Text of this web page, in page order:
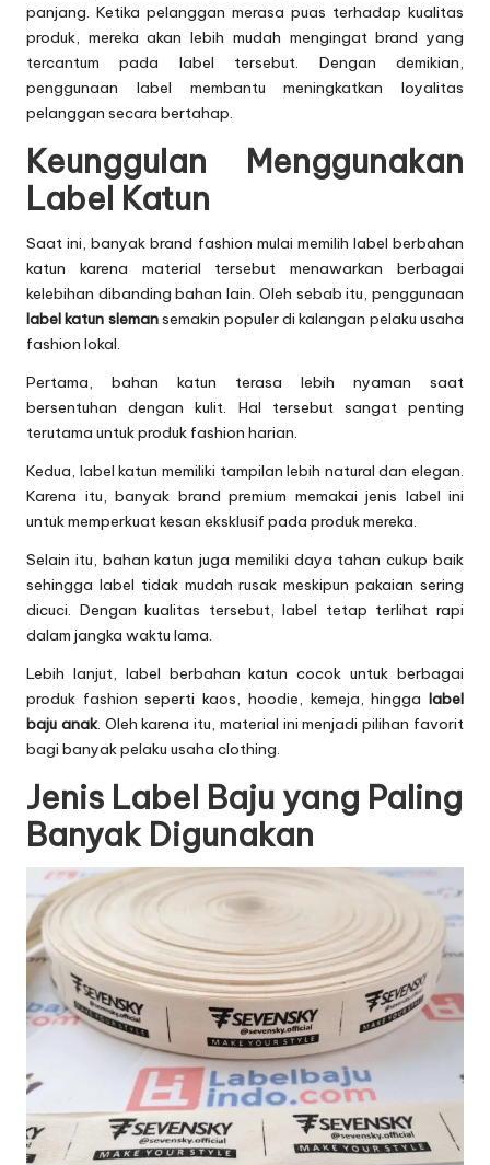
panjang. Ketika pelanggan merasa puas terhadap kualitas
produk, mereka akan lebih mudah mengingat brand yang
tercantum pada label tersebut. Dengan demikian,
penggunaan label membantu meningkatkan loyalitas
pelanggan secara bertahap.
Keunggulan Menggunakan
Label Katun
Saat ini, banyak brand fashion mulai memilih label berbahan
katun karena material tersebut menawarkan berbagai
kelebihan dibanding bahan lain. Oleh sebab itu, penggunaan
label katun slemansemakin populer di kalangan pelaku usaha
fashion lokal.
Pertama, bahan katun terasa lebih nyaman saat
bersentuhan dengan kulit. Hal tersebut sangat penting
terutama untuk produk fashion harian.
Kedua, label katun memiliki tampilan lebih natural dan elegan.
Karena itu, banyak brand premium memakai jenis label ini
untuk memperkuat kesan eksklusif pada produk mereka.
Selain itu, bahan katun juga memiliki daya tahan cukup baik
sehingga label tidak mudah rusak meskipun pakaian sering
dicuci. Dengan kualitas tersebut, label tetap terlihat rapi
dalam jangka waktu lama.
Lebih lanjut, label berbahan katun cocok untuk berbagai
produk fashion seperti kaos, hoodie, kemeja, hingga label
baju anak. Oleh karena itu, material ini menjadi pilihan favorit
bagi banyak pelaku usaha clothing.
Jenis Label Baju yang Paling
Banyak Digunakan